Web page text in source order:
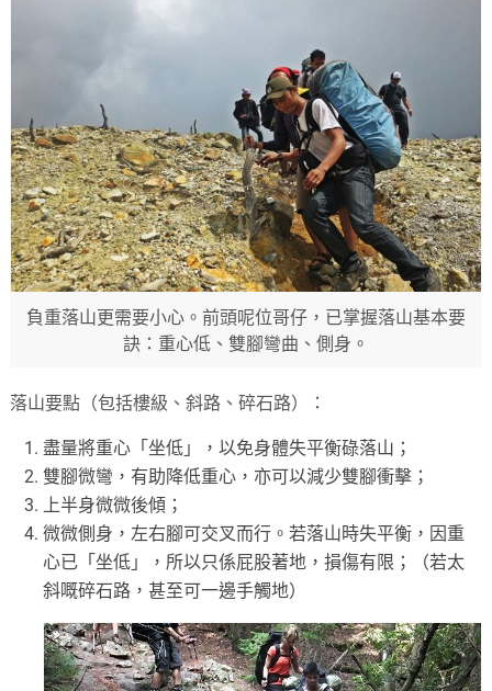
負重落山更需要小心。前頭呢位哥仔，已掌握落山基本要
訣：重心低、雙腳彎曲、側身。
落山要點（包括樓級、斜路、碎石路）：
盡量將重心「坐低」，以免身體失平衡碌落山；
雙腳微彎，有助降低重心，亦可以減少雙腳衝擊；
上半身微微後傾；
微微側身，左右腳可交叉而行。若落山時失平衡，因重
心已「坐低」，所以只係屁股著地，損傷有限；（若太
斜嘅碎石路，甚至可一邊手觸地）